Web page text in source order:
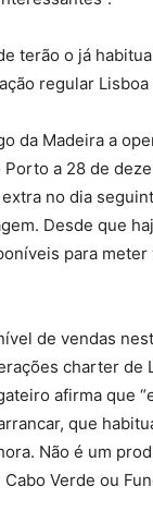
terão o já
regular Lisboa
da Madeira a
Porto a 28 de
no dia
Desde que
para meter
de vendas
charter de
afirma que
que
Não é um
Verde ou